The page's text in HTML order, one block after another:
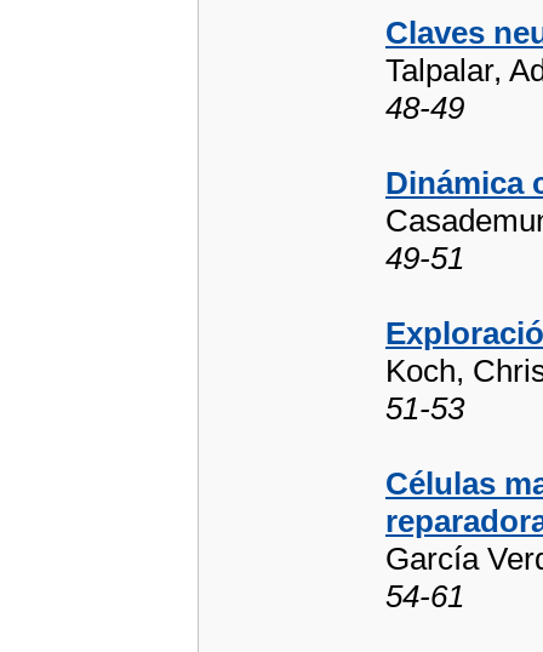
Claves
Talpalar,
48-49
Dinámica
49-51
Koch,
51-53
Células
García
54-61